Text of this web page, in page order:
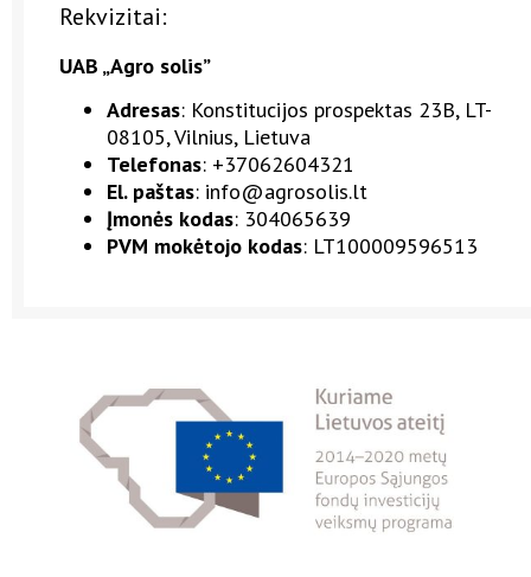
Rekvizitai:
UAB „Agro solis”
Adresas: Konstitucijos prospektas 23B, LT-
08105,Vilnius, Lietuva
Telefonas: +37062604321
El. paštas: info@agrosolis.lt
Įmonės kodas: 304065639
PVM mokėtojo kodas: LT100009596513